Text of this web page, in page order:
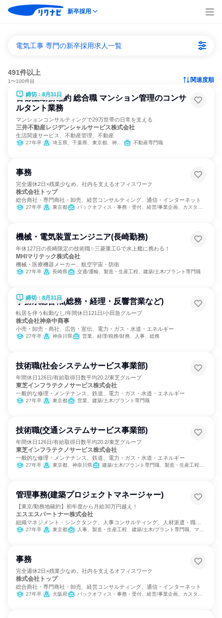
新卒採用
電気工事 専門の新卒採用求人一覧
491件以上
1〜100件目 関連度順
締切：8月31日
首都圏勤務確約 総合職 マンション管理のコンサ
ルタント業務
マンションコンサルティングで29万世帯の日常を支える
三井不動産レジデンシャルサービス株式会社
生活関連サービス、不動産管理、不動産
27年卒 埼玉県、千葉県、東京都、神奈川県 不動産専門職
事務
完全週休2日×残業少なめ。社内を支えるオフィスワーク
株式会社トップ
総合商社・専門商社・卸売、経営コンサルティング、通信・インターネット
27年卒 東京都 バックオフィス・事務・受付、経営/事業企画、カスタマーサポート/コールセンター
機械・電気装置エンジニア(長崎勤務)
年休127日の長崎限定の技術職✨三菱重工Gで水上艦に携わる！
MHIマリテック株式会社
機械・医療機器メーカー、航空宇宙・防衛
27年卒 長崎県 交通/運輸、製造・生産工程、建築/土木/プラント専門職
締切：8月31日
事務系総合職(総務・経理・反響営業など)
転居を伴う転勤なし/年間休日121日/小田急グループ
株式会社神奈中商事
小売・卸売・商社、広告・宣伝、電力・ガス・水道・エネルギー
27年卒 神奈川県 営業、経理/税務/財務、人事、総務
技術職(社会システムサービス事業部)
年間休日126日/有給取得日数平均20.2/東芝グループ
東芝インフラテクノサービス株式会社
一般的な修理・メンテナンス、鉄道、電力・ガス・水道・エネルギー
27年卒 東京都 営業、建築/土木/プラント専門職
技術職(交通システムサービス事業部)
年間休日126日/有給取得日数平均20.2/東芝グループ
東芝インフラテクノサービス株式会社
一般的な修理・メンテナンス、鉄道、電力・ガス・水道・エネルギー
27年卒 東京都、神奈川県 建築/土木/プラント専門職、製造・生産工程、営業
管理事務(建築プロジェクトマネージャー)
【東京/勤務地確約】初年度から月給30万円越え！
エスエスパートナー株式会社
組織マネジメント・シンクタンク、人事コンサルティング、人材派遣・職業
紹介27年卒 東京都 人事、製造・生産工程、建築/土木/プラント専門職、マーケティング・広告・宣伝
事務
完全週休2日×残業少なめ。社内を支えるオフィスワーク
株式会社トップ
総合商社・専門商社・卸売、経営コンサルティング、通信・インターネット
27年卒 大阪府 バックオフィス・事務・受付、経営/事業企画、カスタマーサポート/コールセンター